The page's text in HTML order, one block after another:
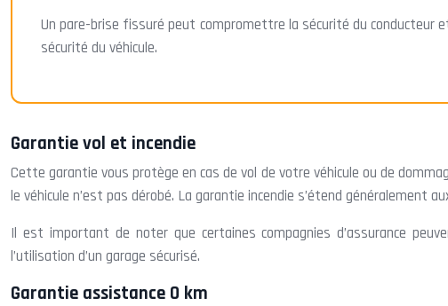
Un pare-brise fissuré peut compromettre la sécurité du conducteur
sécurité du véhicule.
Garantie vol et incendie
Cette garantie vous protège en cas de vol de votre véhicule ou de
le véhicule n’est pas dérobé. La garantie incendie s’étend généralement
Il est important de noter que certaines compagnies d’assurance
l’utilisation d’un garage sécurisé.
Garantie assistance 0 km